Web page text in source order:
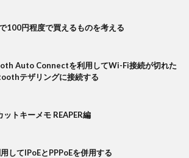
100円程度で買えるものを考える
Auto Connectを利用してWi-Fi接続が切れた
テザリングに接続する
トキーメモ REAPER編
してIPoEとPPPoEを併用する